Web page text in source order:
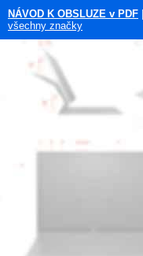
NÁVOD K OBSLUZE v PDF
všechny značky